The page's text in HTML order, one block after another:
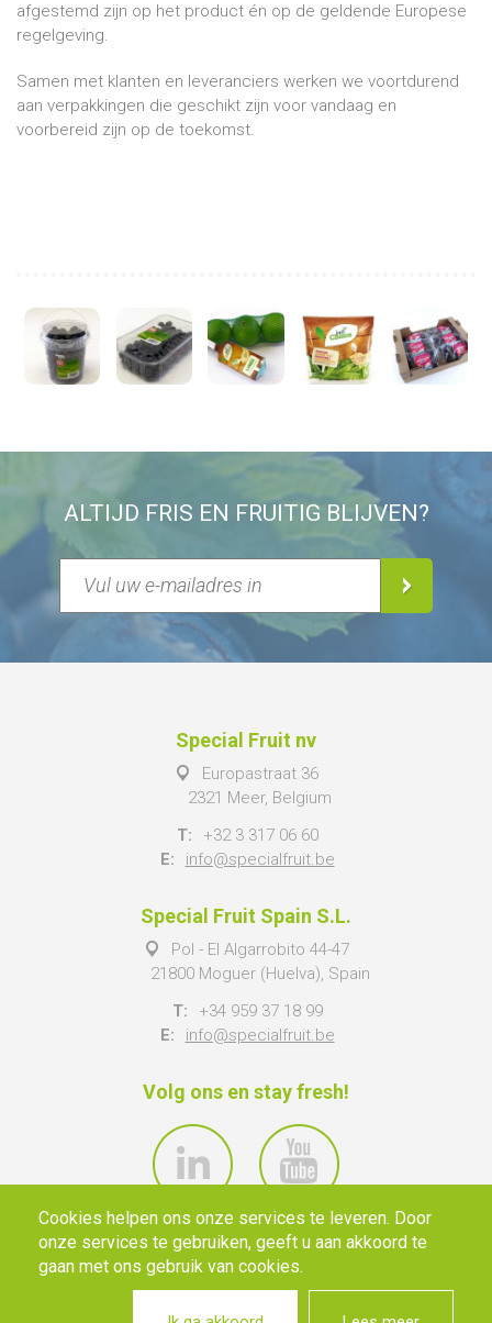
Cookies helpen ons onze services te leveren. Door
onze services te gebruiken, geeft u aan akkoord te
gaan met ons gebruik van cookies.
afgestemd zijn op het product én op de geldende Europese
regelgeving.
Samen met klanten en leveranciers werken we voortdurend
aan verpakkingen die geschikt zijn voor vandaag en
voorbereid zijn op de toekomst.
ALTIJD FRIS EN FRUITIG BLIJVEN?
Special Fruit nv
Europastraat 36
2321 Meer, Belgium
T:
+32 3 317 06 60
E:
info@specialfruit.be
Special Fruit Spain S.L.
Pol - El Algarrobito 44-47
21800 Moguer (Huelva), Spain
T:
+34 959 37 18 99
E:
info@specialfruit.be
Volg ons en stay fresh!